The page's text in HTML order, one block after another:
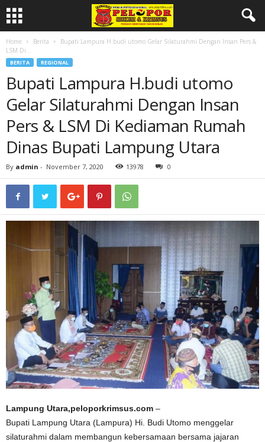
Home Berita
Bupati Lampura H.budi utomo Gelar Silaturahmi Dengan Insan Pers &
LSM Di...
BERITA REGIONAL
Bupati Lampura H.budi utomo
Gelar Silaturahmi Dengan Insan
Pers & LSM Di Kediaman Rumah
Dinas Bupati Lampung Utara
By admin - November 7, 2020 13978 0
Lampung Utara,peloporkrimsus.com –
Bupati Lampung Utara (Lampura) Hi. Budi Utomo menggelar
silaturahmi dalam membangun kebersamaan bersama jajaran